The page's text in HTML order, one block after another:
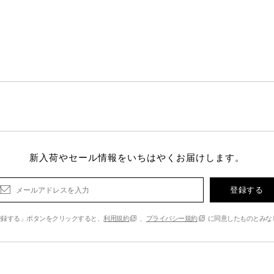
新入荷やセール情報をいちはやくお届けします。
登録する
する」ボタンをクリックすると、利用規約 プライバシー規約 に同意したものとみな